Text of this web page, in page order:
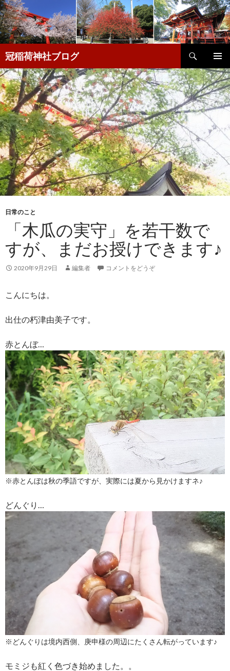
冠稲荷神社ブログ
索
メインメ
ニュー
ン
テ
ン
ツ
へ
移
動
日常のこと
「木瓜の実守」を若干数で
すが、まだお授けできます♪
2020年9月29日 編集者 コメントをどうぞ
こんにちは。
出仕の朽津由美子です。
赤とんぼ…
※赤とんぼは秋の季語ですが、実際には夏から見かけますネ♪
どんぐり…
※どんぐりは境内西側、庚申様の周辺にたくさん転がっています♪
モミジも紅く色づき始めました。。